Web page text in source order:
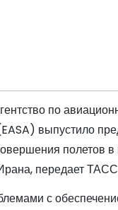
по
выпустило
полетов
передает
с